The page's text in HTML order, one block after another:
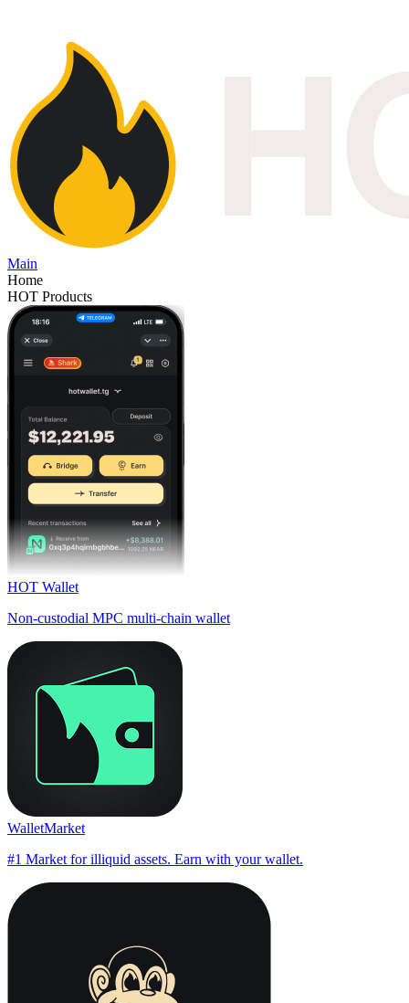
Main
Home
HOT Products
HOT Wallet
Non-custodial MPC multi-chain wallet
WalletMarket
#1 Market for illiquid assets. Earn with your wallet.